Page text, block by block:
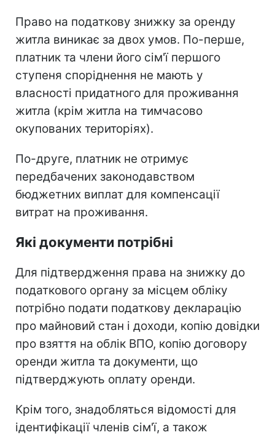
Право на податкову знижку за оренду
житла виникає за двох умов. По-перше,
платник та члени його сім'ї першого
ступеня споріднення не мають у
власності придатного для проживання
житла (крім житла на тимчасово
окупованих територіях).
По-друге, платник не отримує
передбачених законодавством
бюджетних виплат для компенсації
витрат на проживання.
Які документи потрібні
Для підтвердження права на знижку до
податкового органу за місцем обліку
потрібно подати податкову декларацію
про майновий стан і доходи, копію довідки
про взяття на облік ВПО, копію договору
оренди житла та документи, що
підтверджують оплату оренди.
Крім того, знадобляться відомості для
ідентифікації членів сім'ї, а також